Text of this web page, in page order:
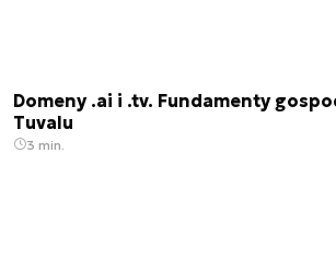
Domeny .ai i .tv. Fundamenty
Tuvalu
3 min.